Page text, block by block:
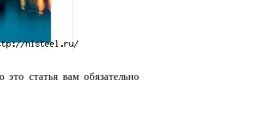
статья вам обязательно